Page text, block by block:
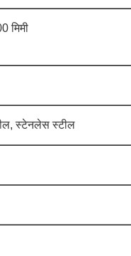
मिमी
स्टेनलेस स्टील